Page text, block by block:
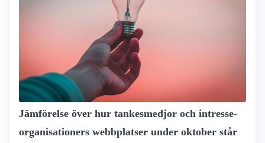
Jämförelse över hur tankesmedjor och intresse­
organisationers webbplatser under oktober står